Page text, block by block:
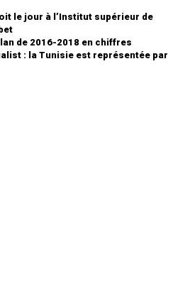
le jour à l’Institut supérieur de
de 2016-2018 en chiffres
: la Tunisie est représentée par